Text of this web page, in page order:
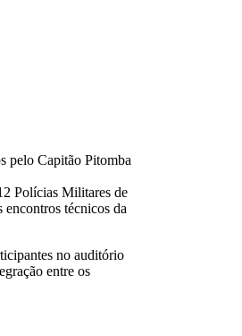
pelo Capitão Pitomba
Polícias Militares de
técnicos da
no auditório
entre os